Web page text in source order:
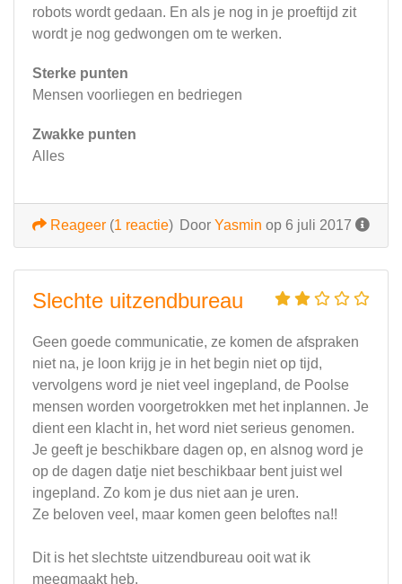
robots wordt gedaan. En als je nog in je proeftijd zit
wordt je nog gedwongen om te werken.
Sterke punten
Mensen voorliegen en bedriegen
Zwakke punten
Alles
Door Yasmin op 6 juli 2017
Reageer (1 reactie)
Slechte uitzendbureau
Geen goede communicatie, ze komen de afspraken
niet na, je loon krijg je in het begin niet op tijd,
vervolgens word je niet veel ingepland, de Poolse
mensen worden voorgetrokken met het inplannen. Je
dient een klacht in, het word niet serieus genomen.
Je geeft je beschikbare dagen op, en alsnog word je
op de dagen datje niet beschikbaar bent juist wel
ingepland. Zo kom je dus niet aan je uren.
Ze beloven veel, maar komen geen beloftes na!!
Dit is het slechtste uitzendbureau ooit wat ik
meegmaakt heb.